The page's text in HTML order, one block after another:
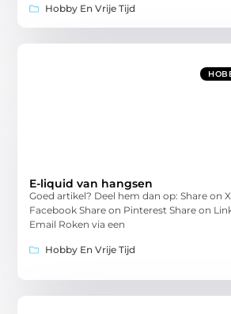
Hobby En Vrije Tijd
E-liquid van hangsen
Goed artikel? Deel hem dan op: Share on
Facebook Share on Pinterest Share on
Email Roken via een
Hobby En Vrije Tijd